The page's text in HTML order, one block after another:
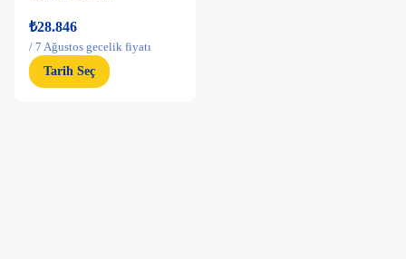
₺28.846
/ 7 Ağustos gecelik fiyatı
Tarih Seç